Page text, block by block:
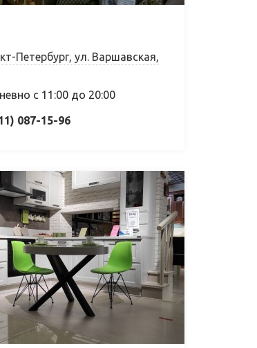
Петербург, ул. Варшавская,
с 11:00 до 20:00
087-15-96